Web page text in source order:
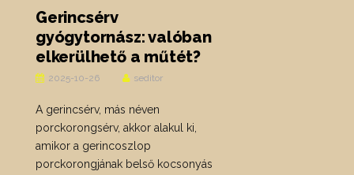
Gerincsérv
gyógytornász: valóban
elkerülhető a műtét?
2025-10-26 seditor
A gerincsérv, más néven
porckorongsérv, akkor alakul ki,
amikor a gerincoszlop
porckorongjának belső kocsonyás